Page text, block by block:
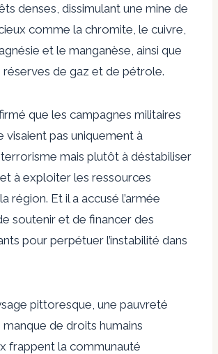
denses, dissimulant une mine de
comme la chromite, le cuivre,
et le manganèse, ainsi que
réserves de gaz et de pétrole.
que les campagnes militaires
visaient pas uniquement à
mais plutôt à déstabiliser
à exploiter les ressources
région. Et il a accusé l’armée
soutenir et de financer des
pour perpétuer l’instabilité dans
pittoresque, une pauvreté
de droits humains
frappent la communauté